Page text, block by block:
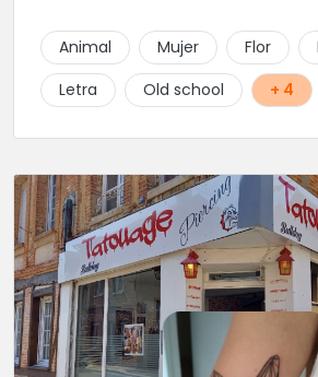
Animal Mujer Flor
Letra
Old school + 4